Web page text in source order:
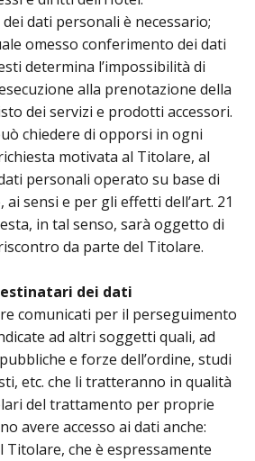
dati personali è necessario;
omesso conferimento dei dati
determina l’impossibilità di
alla prenotazione della
dei servizi e prodotti accessori.
chiedere di opporsi in ogni
motivata al Titolare, al
personali operato su base di
sensi e per gli effetti dell’art. 21
in tal senso, sarà oggetto di
da parte del Titolare.
dei dati
comunicati per il perseguimento
ad altri soggetti quali, ad
e forze dell’ordine, studi
etc. che li tratteranno in qualità
del trattamento per proprie
avere accesso ai dati anche:
Titolare, che è espressamente